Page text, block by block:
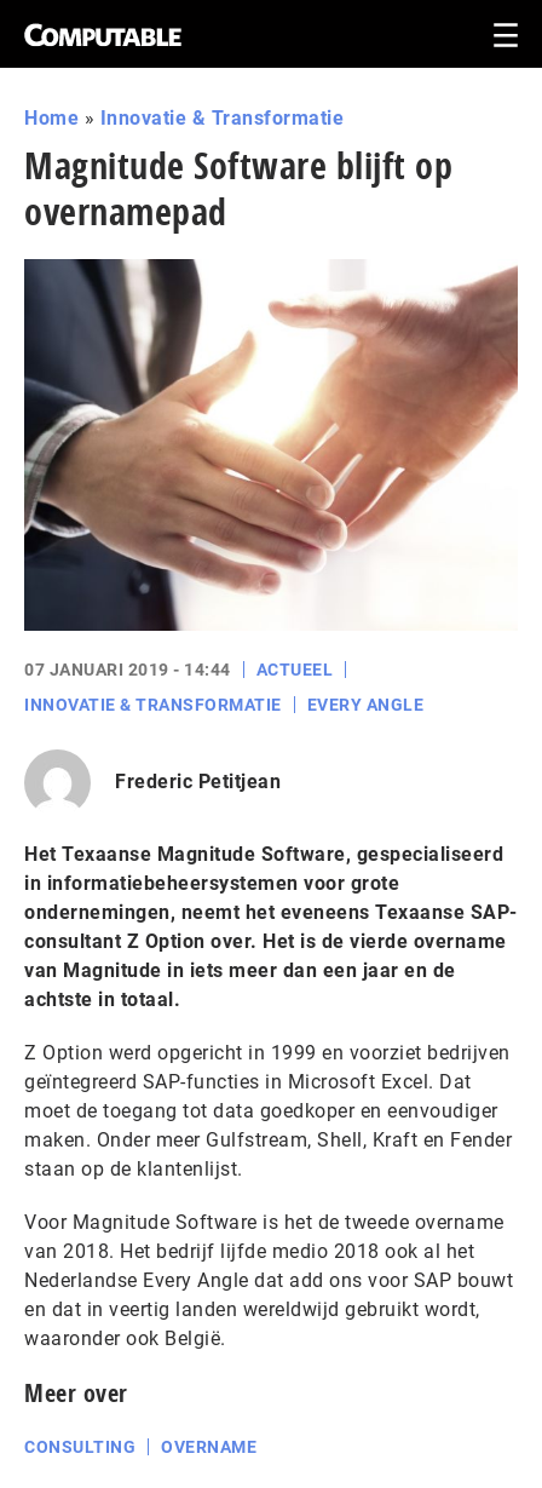
Home » Innovatie & Transformatie
Magnitude Software blijft op
overnamepad
07 JANUARI 2019 - 14:44
ACTUEEL
INNOVATIE & TRANSFORMATIE
EVERY ANGLE
Frederic Petitjean
Het Texaanse Magnitude Software, gespecialiseerd
in informatiebeheersystemen voor grote
ondernemingen, neemt het eveneens Texaanse SAP-
consultant Z Option over. Het is de vierde overname
van Magnitude in iets meer dan een jaar en de
achtste in totaal.
Z Option werd opgericht in 1999 en voorziet bedrijven
geïntegreerd SAP-functies in Microsoft Excel. Dat
moet de toegang tot data goedkoper en eenvoudiger
maken. Onder meer Gulfstream, Shell, Kraft en Fender
staan op de klantenlijst.
Voor Magnitude Software is het de tweede overname
van 2018. Het bedrijf lijfde medio 2018 ook al het
Nederlandse Every Angle dat add ons voor SAP bouwt
en dat in veertig landen wereldwijd gebruikt wordt,
waaronder ook België.
Meer over
CONSULTING OVERNAME